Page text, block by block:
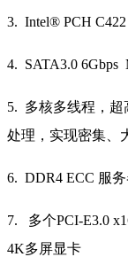
3. Intel® PCH
4. SATA3.0 6Gbps
5. 多核多线程，
处理，实现密集、
6. DDR4 ECC 服
7. 多个PCI-E3.0
4K多屏显卡